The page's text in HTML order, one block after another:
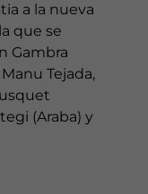
a la nueva
que se
Gambra
Tejada,
(Araba) y